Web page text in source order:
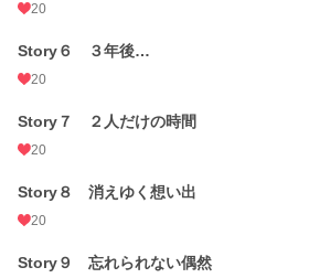
週間ポイント
月間ポイント 7 pt (116,421 位)
累計ポイント 2,607 pt (153,888 位)
20
Story６ ３年後…
20
Story７ ２人だけの時間
20
Story８ 消えゆく想い出
20
Story９ 忘れられない偶然